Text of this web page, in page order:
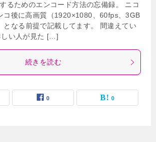
るためのエンコード方法の忘備録。 ニコ
コ後に高画質（1920×1080、60fps、3GB
となる前提で記載してます。 間違えてい
しい人が見た […]
続きを読む
0 0